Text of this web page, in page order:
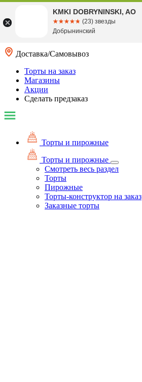
Доставка/Самовывоз
Торты на заказ
Магазины
Акции
Сделать предзаказ
Торты и пирожные
Торты и пирожные
Смотреть весь раздел
Торты
Пирожные
Торты-конструктор на заказ
Заказные торты
KMKI DOBRYNINSKI, AO
☆☆☆☆☆
★★★★★ (23) звезды
Добрынинский